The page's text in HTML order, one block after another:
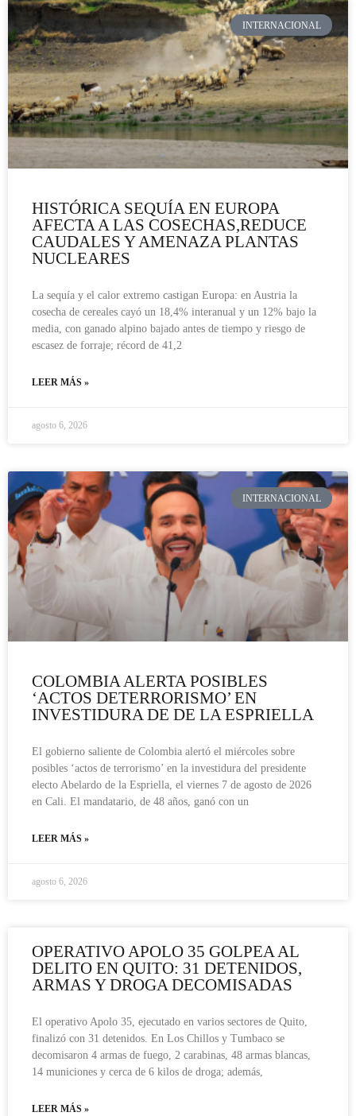
INTERNACIONAL
HISTÓRICA SEQUÍA EN EUROPA
AFECTA A LAS COSECHAS,REDUCE
CAUDALES Y AMENAZA PLANTAS
NUCLEARES
La sequía y el calor extremo castigan Europa: en Austria la
cosecha de cereales cayó un 18,4% interanual y un 12% bajo la
media, con ganado alpino bajado antes de tiempo y riesgo de
escasez de forraje; récord de 41,2
LEER MÁS »
agosto 6, 2026
INTERNACIONAL
COLOMBIA ALERTA POSIBLES
‘ACTOS DETERRORISMO’ EN
INVESTIDURA DE DE LA ESPRIELLA
El gobierno saliente de Colombia alertó el miércoles sobre
posibles ‘actos de terrorismo’ en la investidura del presidente
electo Abelardo de la Espriella, el viernes 7 de agosto de 2026
en Cali. El mandatario, de 48 años, ganó con un
LEER MÁS »
agosto 6, 2026
OPERATIVO APOLO 35 GOLPEA AL
DELITO EN QUITO: 31 DETENIDOS,
ARMAS Y DROGA DECOMISADAS
El operativo Apolo 35, ejecutado en varios sectores de Quito,
finalizó con 31 detenidos. En Los Chillos y Tumbaco se
decomisaron 4 armas de fuego, 2 carabinas, 48 armas blancas,
14 municiones y cerca de 6 kilos de droga; además,
LEER MÁS »